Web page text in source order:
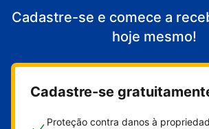
Cadastre-se e comece a
hoje mesmo!
Cadastre-se
Proteção contra danos à